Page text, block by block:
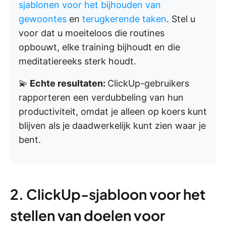
sjablonen voor het bijhouden van
gewoontes en terugkerende taken. Stel u
voor dat u moeiteloos die routines
opbouwt, elke training bijhoudt en die
meditatiereeks sterk houdt.
💫 Echte resultaten: ClickUp-gebruikers
rapporteren een verdubbeling van hun
productiviteit, omdat je alleen op koers kunt
blijven als je daadwerkelijk kunt zien waar je
bent.
2. ClickUp-sjabloon voor het
stellen van doelen voor